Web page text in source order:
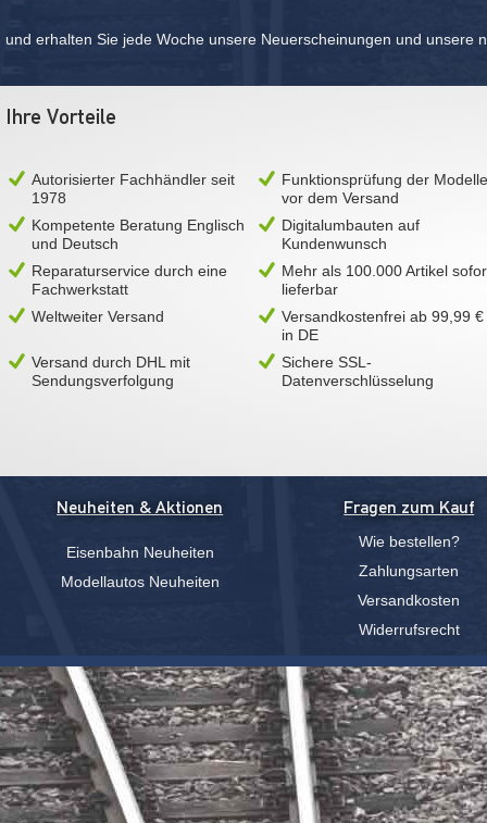
und erhalten Sie jede Woche unsere Neuerscheinungen und unsere
Ihre Vorteile
Autorisierter Fachhändler seit
1978
Funktionsprüfung der Modelle
vor dem Versand
Kompetente Beratung Englisch
und Deutsch
Digitalumbauten auf
Kundenwunsch
Reparaturservice durch eine
Fachwerkstatt
Mehr als 100.000 Artikel
lieferbar
Weltweiter Versand
Versandkostenfrei ab 99,99 €
in DE
Versand durch DHL mit
Sendungsverfolgung
Sichere SSL-
Datenverschlüsselung
Neuheiten & Aktionen
Eisenbahn Neuheiten
Modellautos Neuheiten
Fragen zum Kauf
Wie bestellen?
Zahlungsarten
Versandkosten
Widerrufsrecht